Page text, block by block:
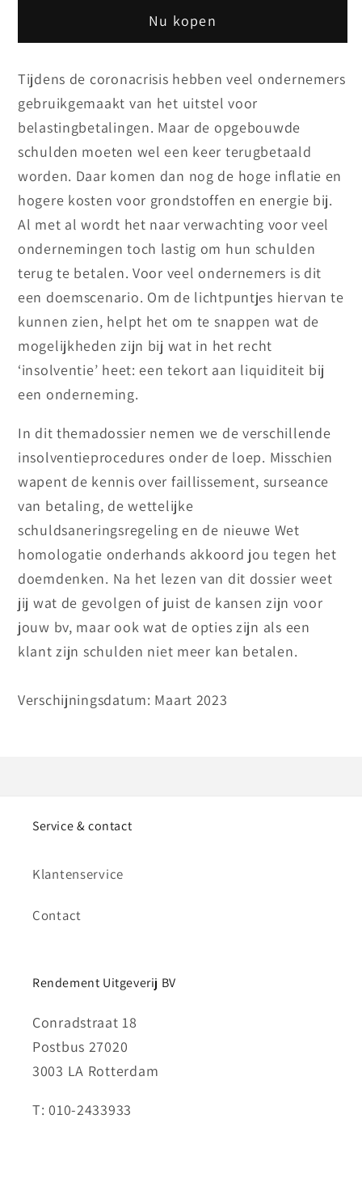
WHOA
WHOA
Nu kopen
Tijdens de coronacrisis hebben veel ondernemers
gebruikgemaakt van het uitstel voor
belastingbetalingen. Maar de opgebouwde
schulden moeten wel een keer terugbetaald
worden. Daar komen dan nog de hoge inflatie en
hogere kosten voor grondstoffen en energie bij.
Al met al wordt het naar verwachting voor veel
ondernemingen toch lastig om hun schulden
terug te betalen. Voor veel ondernemers is dit
een doemscenario. Om de lichtpuntjes hiervan te
kunnen zien, helpt het om te snappen wat de
mogelijkheden zijn bij wat in het recht
‘insolventie’ heet: een tekort aan liquiditeit bij
een onderneming.
In dit themadossier nemen we de verschillende
insolventieprocedures onder de loep. Misschien
wapent de kennis over faillissement, surseance
van betaling, de wettelijke
schuldsaneringsregeling en de nieuwe Wet
homologatie onderhands akkoord jou tegen het
doemdenken. Na het lezen van dit dossier weet
jij wat de gevolgen of juist de kansen zijn voor
jouw bv, maar ook wat de opties zijn als een
klant zijn schulden niet meer kan betalen.
Verschijningsdatum: Maart 2023
Service & contact
Klantenservice
Contact
Rendement Uitgeverij BV
Conradstraat 18
Postbus 27020
3003 LA Rotterdam
T: 010-2433933